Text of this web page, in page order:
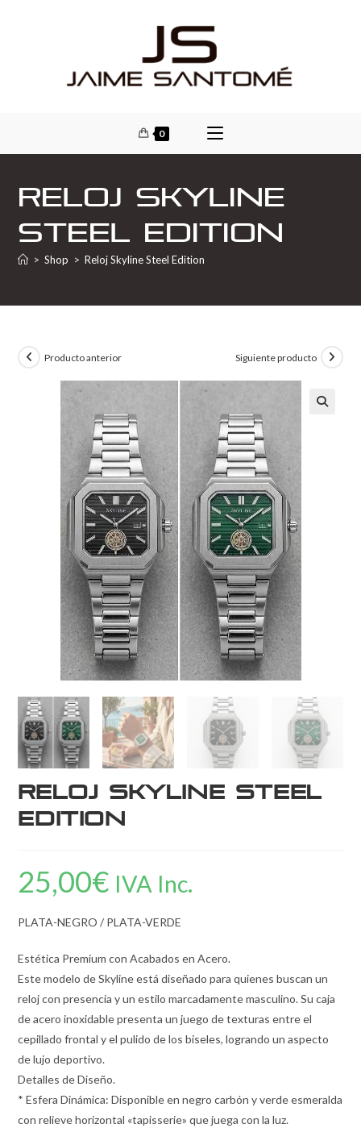
0
Reloj Skyline
Steel Edition
> Shop > Reloj Skyline Steel Edition
Producto anterior Siguiente producto
Reloj Skyline Steel
Edition
25,00€ IVA Inc.
PLATA-NEGRO / PLATA-VERDE
Estética Premium con Acabados en Acero.
Este modelo de Skyline está diseñado para quienes buscan un
reloj con presencia y un estilo marcadamente masculino. Su caja
de acero inoxidable presenta un juego de texturas entre el
cepillado frontal y el pulido de los biseles, logrando un aspecto
de lujo deportivo.
Detalles de Diseño.
* Esfera Dinámica: Disponible en negro carbón y verde esmeralda
con relieve horizontal «tapisserie» que juega con la luz.